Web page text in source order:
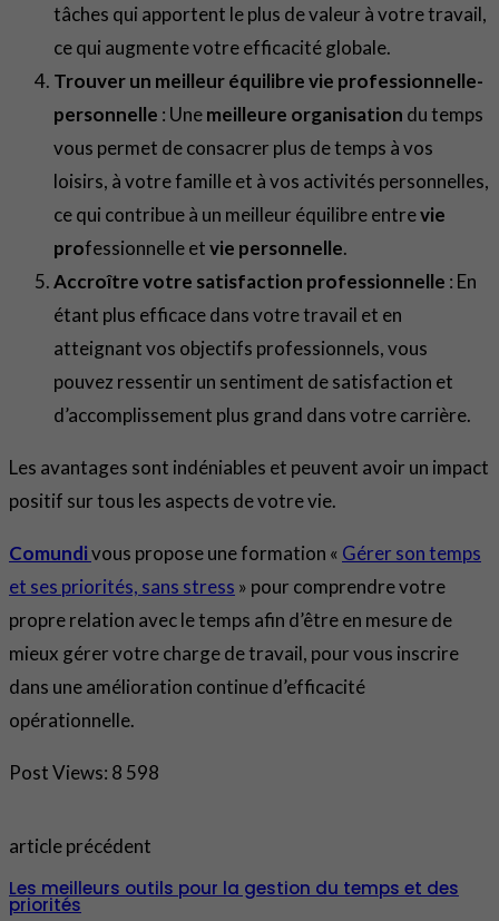
tâches qui apportent le plus de valeur à votre travail,
ce qui augmente votre efficacité globale.
Trouver un meilleur équilibre vie professionnelle-
personnelle : Unemeilleure organisation du temps
vous permet de consacrer plus de temps à vos
loisirs, à votre famille et à vos activités personnelles,
ce qui contribue à un meilleur équilibre entrevie
professionnelle etvie personnelle.
Accroître votre satisfaction professionnelle : En
étant plus efficace dans votre travail et en
atteignant vos objectifs professionnels, vous
pouvez ressentir un sentiment de satisfaction et
d’accomplissement plus grand dans votre carrière.
Les avantages sont indéniables et peuvent avoir un impact
positif sur tous les aspects de votre vie.
Comundivous propose une formation « Gérer son temps
et ses priorités, sans stress » pour comprendre votre
propre relation avec le temps afin d’être en mesure de
mieux gérer votre charge de travail, pour vous inscrire
dans une amélioration continue d’efficacité
opérationnelle.
Post Views: 8 598
article précédent
Les meilleurs outils pour la gestion du temps et des
priorités